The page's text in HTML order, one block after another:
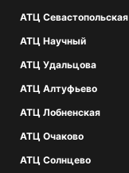
АТЦ Севастопольская
АТЦ Научный
АТЦ Удальцова
АТЦ Алтуфьево
АТЦ Лобненская
АТЦ Очаково
АТЦ Солнцево